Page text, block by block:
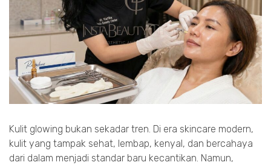
Kulit glowing bukan sekadar tren. Di era skincare modern,
kulit yang tampak sehat, lembap, kenyal, dan bercahaya
dari dalam menjadi standar baru kecantikan. Namun,